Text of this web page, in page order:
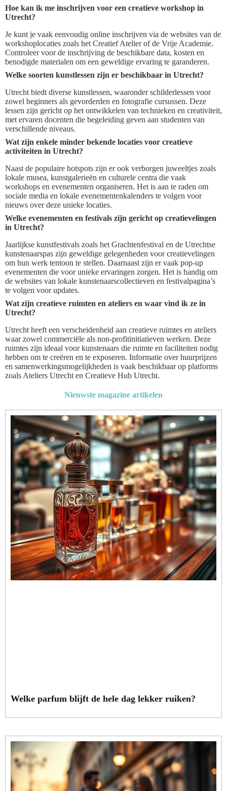
Hoe kan ik me inschrijven voor een creatieve workshop in
Utrecht?
Je kunt je vaak eenvoudig online inschrijven via de websites van de
workshoplocaties zoals het Creatief Atelier of de Vrije Academie.
Controleer voor de inschrijving de beschikbare data, kosten en
benodigde materialen om een geweldige ervaring te garanderen.
Welke soorten kunstlessen zijn er beschikbaar in Utrecht?
Utrecht biedt diverse kunstlessen, waaronder schilderlessen voor
zowel beginners als gevorderden en fotografie cursussen. Deze
lessen zijn gericht op het ontwikkelen van technieken en creativiteit,
met ervaren docenten die begeleiding geven aan studenten van
verschillende niveaus.
Wat zijn enkele minder bekende locaties voor creatieve
activiteiten in Utrecht?
Naast de populaire hotspots zijn er ook verborgen juweeltjes zoals
lokale musea, kunstgalerieën en culturele centra die vaak
workshops en evenementen organiseren. Het is aan te raden om
sociale media en lokale evenementenkalenders te volgen voor
nieuws over deze unieke locaties.
Welke evenementen en festivals zijn gericht op creatievelingen
in Utrecht?
Jaarlijkse kunstfestivals zoals het Grachtenfestival en de Utrechtse
kunstenaarspas zijn geweldige gelegenheden voor creatievelingen
om hun werk tentoon te stellen. Daarnaast zijn er vaak pop-up
evenementen die voor unieke ervaringen zorgen. Het is handig om
de websites van lokale kunstenaarscollectieven en festivalpagina’s
te volgen voor updates.
Wat zijn creatieve ruimten en ateliers en waar vind ik ze in
Utrecht?
Utrecht heeft een verscheidenheid aan creatieve ruimtes en ateliers
waar zowel commerciële als non-profitinitiatieven werken. Deze
ruimtes zijn ideaal voor kunstenaars die ruimte en faciliteiten nodig
hebben om te creëren en te exposeren. Informatie over huurprijzen
en samenwerkingsmogelijkheden is vaak beschikbaar op platforms
zoals Ateliers Utrecht en Creatieve Hub Utrecht.
Nieuwste magazine artikelen
Welke parfum blijft de hele dag lekker ruiken?